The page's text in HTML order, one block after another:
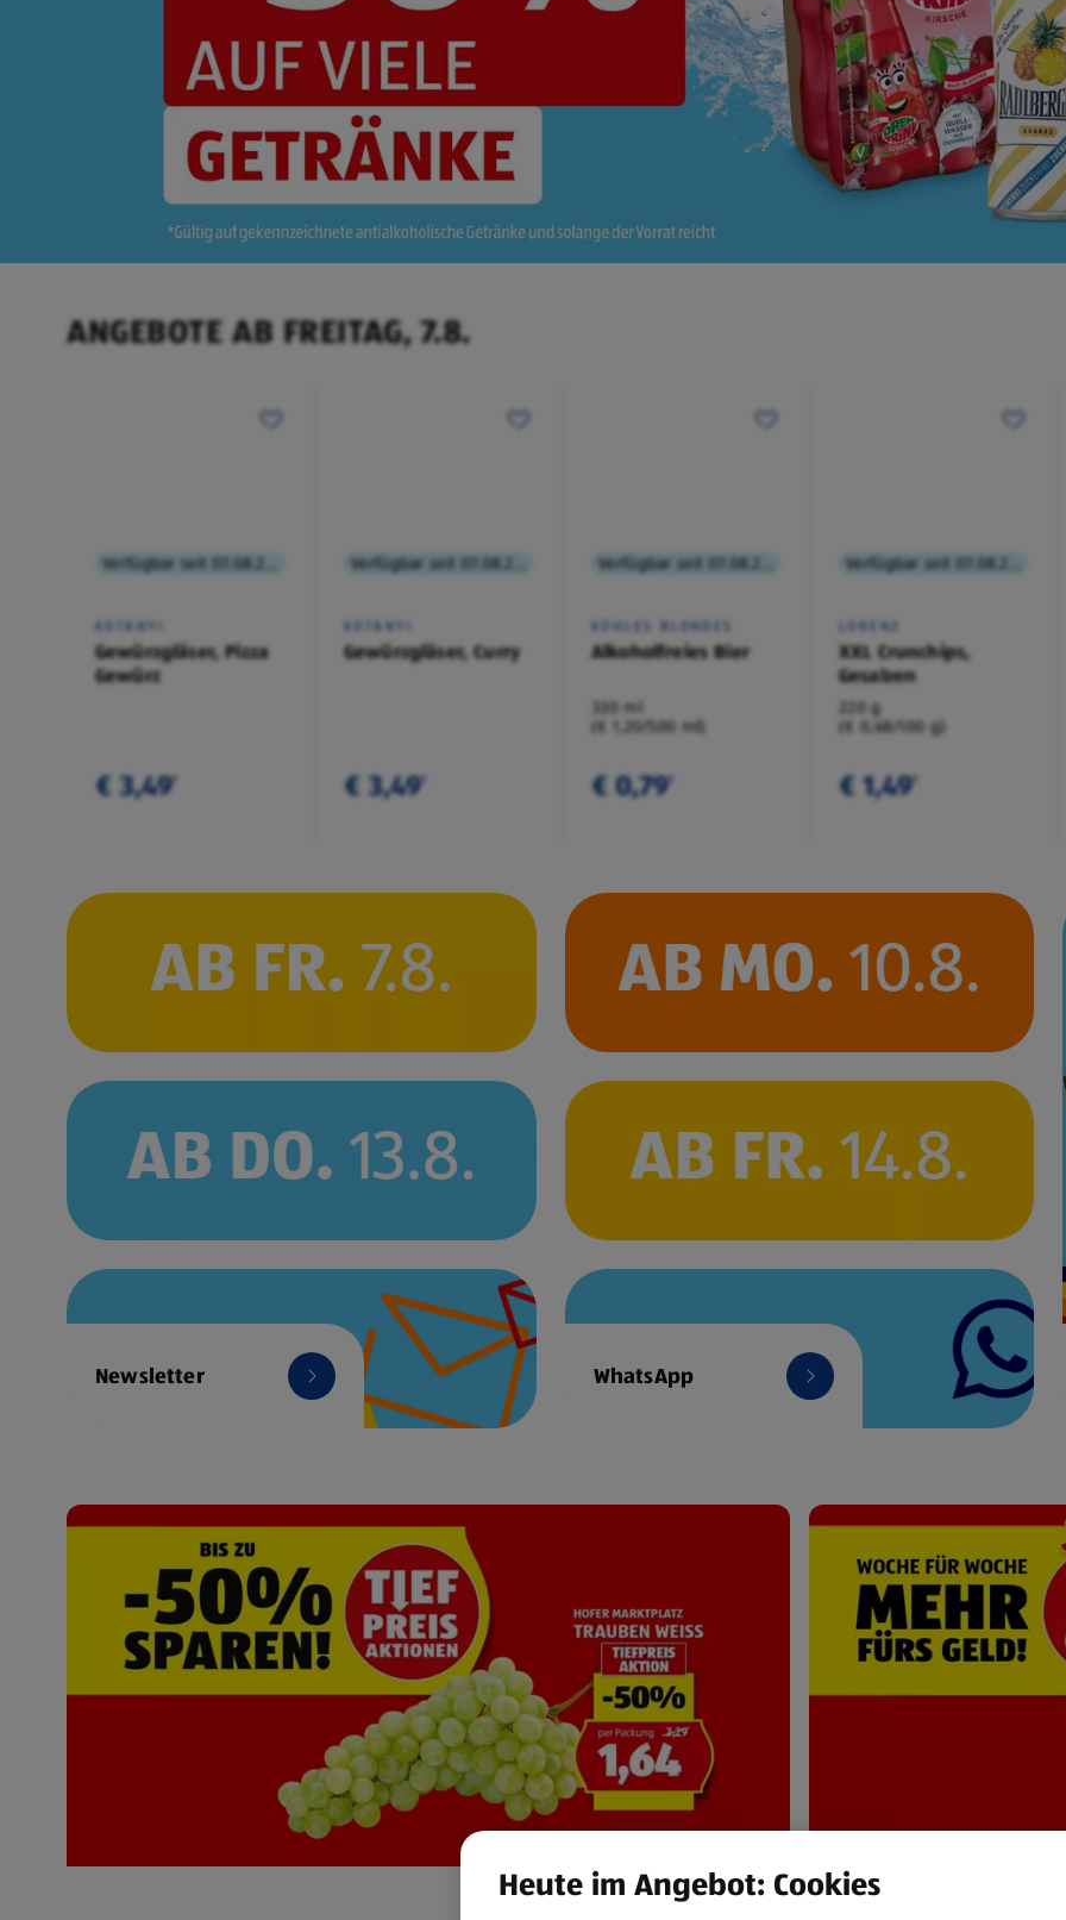
ANGEBOTE AB FREITAG, 7.8.
KOTÁNYI
Gewürzgläser, Pizza
Gewürz
€ 3,49¹
KOTÁNYI
Gewürzgläser, Curry
€ 3,49¹
KÜHLES BLONDES
Alkoholfreies Bier
330 ml
(€ 1,20/500 ml)
€ 0,79¹
LORENZ
XXL Crunchips,
Gesalzen
220 g
(€ 0,68/100 g)
€ 1,49¹
Newsletter WhatsApp
Heute im Angebot: Cookies